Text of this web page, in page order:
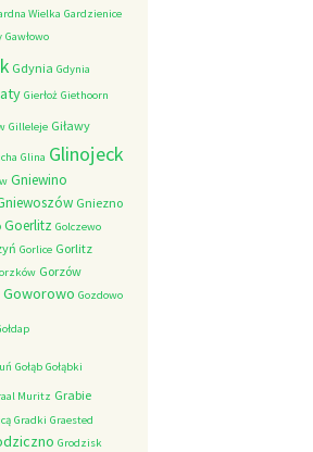
Wielka Gardzienice
Gawłowo
Gdynia Gdynia
Gierłoż Giethoorn
Gilleleje Giławy
Glina Glinojeck
Gniewino
Gniezno
Goerlitz Golczewo
Gorlice Gorlitz
Gorzów
Goworowo Gozdowo
Gołąb Gołąbki
Muritz Grabie
Gradki Graested
Grodzisk